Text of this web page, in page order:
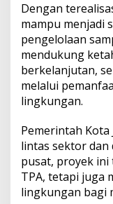
Dengan
mampu menjadi
pengelolaan
mendukung
berkelanjutan,
melalui
lingkungan.
Pemerintah
lintas sektor
pusat, proyek
TPA, tetapi juga
lingkungan bagi